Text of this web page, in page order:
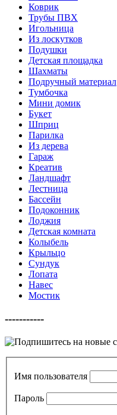
Коврик
Трубы ПВХ
Игольница
Из лоскутков
Подушки
Детская площадка
Шахматы
Подручный материал
Тумбочка
Мини домик
Букет
Шприц
Парилка
Из дерева
Гараж
Креатив
Ландшафт
Лестница
Бассейн
Подоконник
Лоджия
Детская комната
Колыбель
Крыльцо
Сундук
Лопата
Навес
Мостик
-----------
Имя пользователя
Пароль